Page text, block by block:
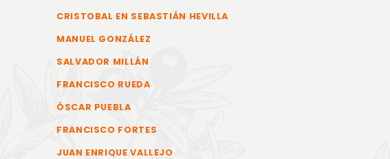
CRISTOBAL EN SEBASTIÁN HEVILLA
MANUEL GONZÁLEZ
SALVADOR MILLÁN
FRANCISCO RUEDA
ÓSCAR PUEBLA
FRANCISCO FORTES
JUAN ENRIQUE VALLEJO